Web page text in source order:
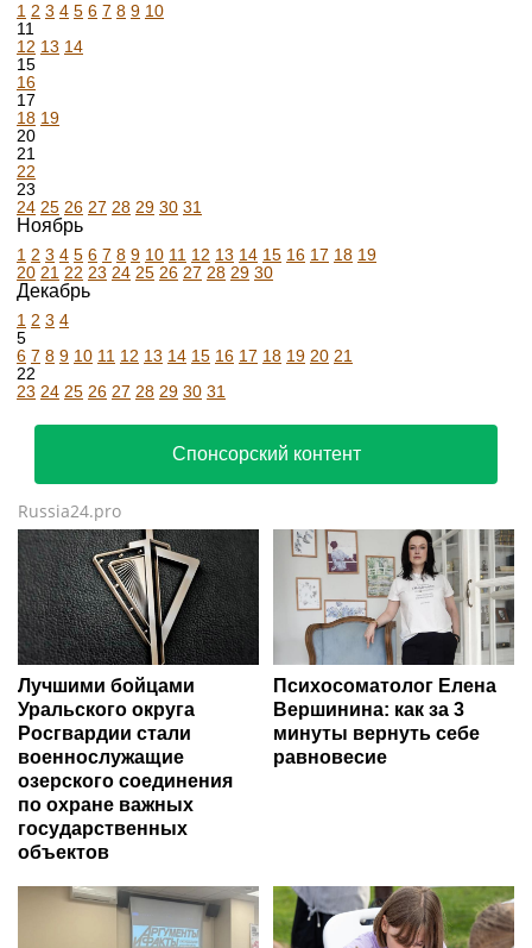
1 2 3 4 5 6 7 8 9 10
11
12 13 14
15
16
17
18 19
20
21
22
23
24 25 26 27 28 29 30 31
Ноябрь
1 2 3 4 5 6 7 8 9 10 11 12 13 14 15 16 17 18 19
20 21 22 23 24 25 26 27 28 29 30
Декабрь
1 2 3 4
5
6 7 8 9 10 11 12 13 14 15 16 17 18 19 20 21
22
23 24 25 26 27 28 29 30 31
Спонсорский контент
Russia24.pro
Лучшими бойцами
Уральского округа
Росгвардии стали
военнослужащие
озерского соединения
по охране важных
государственных
объектов
Психосоматолог Елена
Вершинина: как за 3
минуты вернуть себе
равновесие